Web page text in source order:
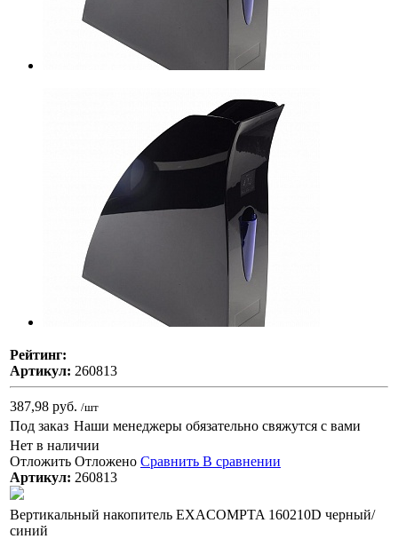
Рейтинг:
Артикул: 260813
387,98 руб. /шт
Под заказ Наши менеджеры обязательно свяжутся с вами
Нет в наличии
Отложить Отложено Сравнить В сравнении
Артикул: 260813
Вертикальный накопитель EXACOMPTA 160210D черный/
синий